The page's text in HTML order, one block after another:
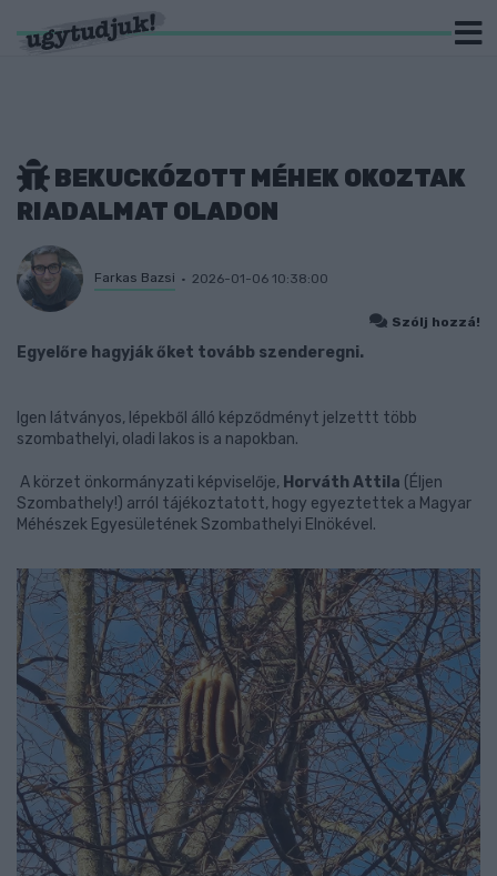
BEKUCKÓZOTT MÉHEK OKOZTAK
RIADALMAT OLADON
Farkas Bazsi 2026-01-06 10:38:00
Szólj hozzá!
Egyelőre hagyják őket tovább szenderegni.
Igen látványos, lépekből álló képződményt jelzettt több
szombathelyi, oladi lakos is a napokban.
A körzet önkormányzati képviselője, Horváth Attila (Éljen
Szombathely!) arról tájékoztatott, hogy egyeztettek a Magyar
Méhészek Egyesületének Szombathelyi Elnökével.